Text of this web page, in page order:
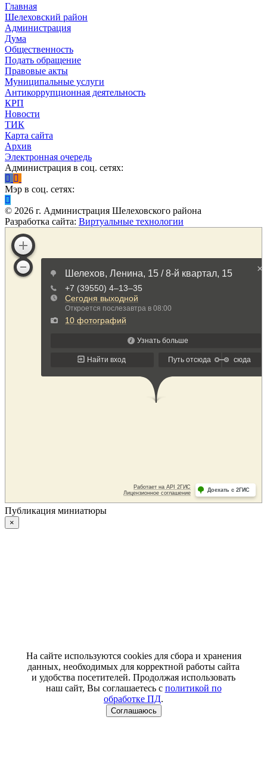
Главная
Шелеховский район
Администрация
Дума
Общественность
Подать обращение
Правовые акты
Муниципальные услуги
Антикоррупционная деятельность
КРП
Новости
ТИК
Карта сайта
Архив
Электронная очередь
Администрация в соц. сетях:
Мэр в соц. сетях:
© 2026 г. Администрация Шелеховского района
Разработка сайта: Виртуальные технологии
Публикация миниатюры
×
На сайте используются cookies для сбора и хранения
данных, необходимых для корректной работы сайта
и удобства посетителей. Продолжая использовать
наш сайт, Вы соглашаетесь с политикой по
обработке ПД.
Соглашаюсь